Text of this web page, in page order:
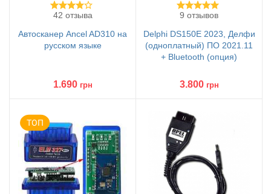
42 отзыва
Автосканер Ancel AD310 на
русском языке
1.690 грн
9 отзывов
Delphi DS150E 2023, Делфи
(одноплатный) ПО 2021.11
+ Bluetooth (опция)
3.800 грн